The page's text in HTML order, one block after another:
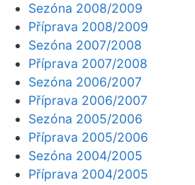
Sezóna 2008/2009
Příprava 2008/2009
Sezóna 2007/2008
Příprava 2007/2008
Sezóna 2006/2007
Příprava 2006/2007
Sezóna 2005/2006
Příprava 2005/2006
Sezóna 2004/2005
Příprava 2004/2005